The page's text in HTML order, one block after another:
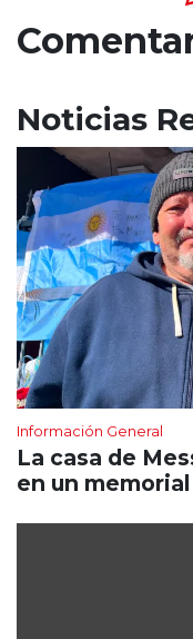
Noticias
Información General
La casa de
en un memorial